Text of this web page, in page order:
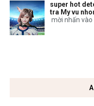
super hot
tra My vu
mời nhấn vào